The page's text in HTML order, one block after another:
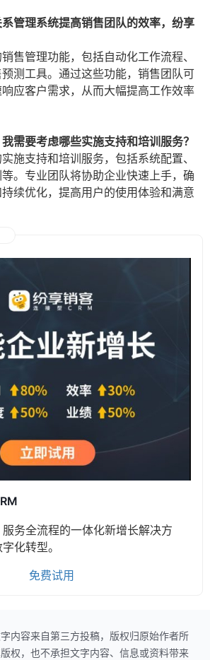
管理系统提高销售团队的效率，纷享
售管理功能，包括自动化工作流程、
测工具。通过这些功能，销售团队可
应客户需求，从而大幅提高工作效率
需要考虑哪些实施支持和培训服务？
施支持和培训服务，包括系统配置、
。专业团队将协助企业快速上手，确
续优化，提高用户的使用体验和满意
务全流程的一体化新增长解决方
化转型。
免费试用
内容来自第三方投稿，版权归原始作者所
权，也不承担文字内容、信息或资料带来